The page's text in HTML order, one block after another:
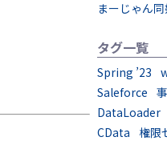
まーじゃん
タグ一覧
Spring ’23
Saleforce
DataLoader
CData 権限